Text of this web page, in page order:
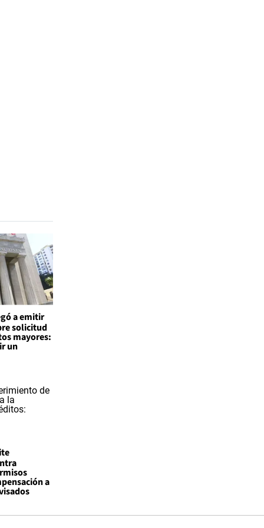
a emitir
solicitud
mayores:
un
a